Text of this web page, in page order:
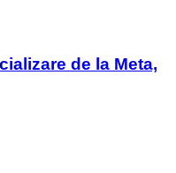
de la Meta,